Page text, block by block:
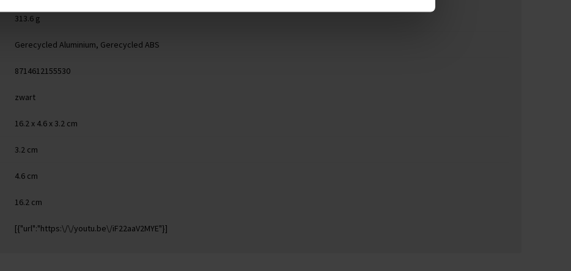
313.6 g
Gerecycled Aluminium, Gerecycled ABS
8714612155530
zwart
16.2 x 4.6 x 3.2 cm
3.2 cm
4.6 cm
16.2 cm
[{"url":"https:\/\/youtu.be\/iF22aaV2MYE"}]